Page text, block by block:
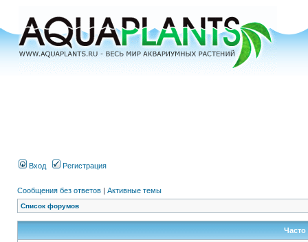
Вход Регистрация
Сообщения без ответов | Активные темы
Список форумов